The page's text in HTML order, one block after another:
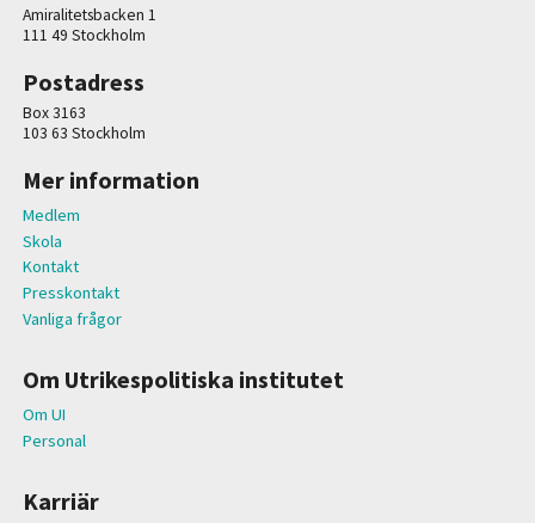
Amiralitetsbacken 1
111 49 Stockholm
Postadress
Box 3163
103 63 Stockholm
Mer information
Medlem
Skola
Kontakt
Presskontakt
Vanliga frågor
Om Utrikespolitiska institutet
Om UI
Personal
Karriär